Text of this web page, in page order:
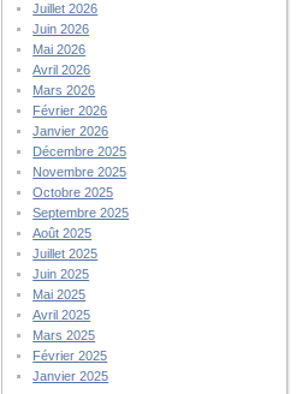
Juillet 2026
Juin 2026
Mai 2026
Avril 2026
Mars 2026
Février 2026
Janvier 2026
Décembre 2025
Novembre 2025
Octobre 2025
Septembre 2025
Août 2025
Juillet 2025
Juin 2025
Mai 2025
Avril 2025
Mars 2025
Février 2025
Janvier 2025